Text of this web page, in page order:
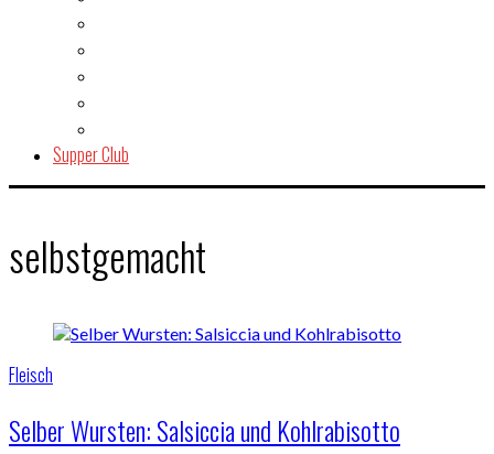
Supper Club
selbstgemacht
Fleisch
Selber Wursten: Salsiccia und Kohlrabisotto